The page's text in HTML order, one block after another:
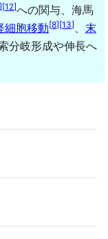
][12]への関与、海馬
細胞移動[8][13]
末
分岐形成や伸長へ